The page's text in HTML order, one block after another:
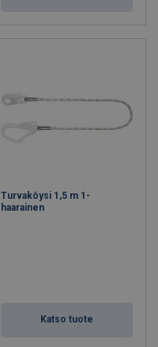
Turvaköysi 1,5 m 1-
haarainen
Katso tuote